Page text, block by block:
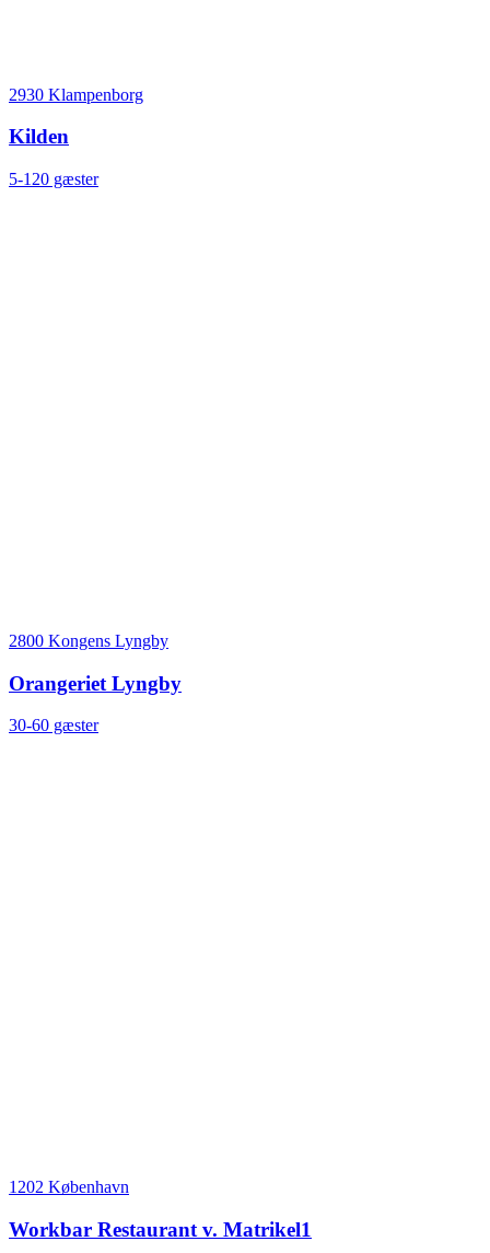
2930 Klampenborg
Kilden
5-120 gæster
2800 Kongens Lyngby
Orangeriet Lyngby
30-60 gæster
1202 København
Workbar Restaurant v. Matrikel1